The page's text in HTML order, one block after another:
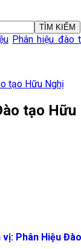
Phân hiệu đào
tạo Hữu Nghị
tạo Hữu
vị: Phân Hiệu